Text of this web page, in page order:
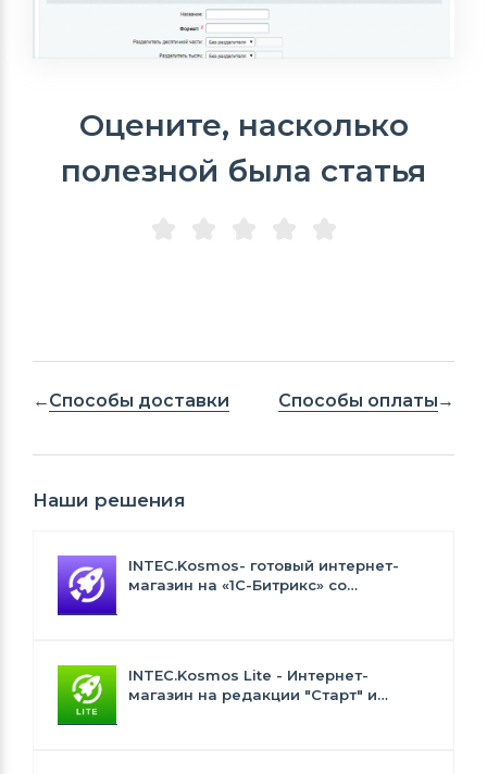
Оцените, насколько
полезной была статья
Способы доставки Способы оплаты
Наши решения
INTEC.Kosmos- готовый интернет-
магазин на «1С-Битрикс» со
INTEC.Kosmos Lite - Интернет-
магазин на редакции "Старт" и